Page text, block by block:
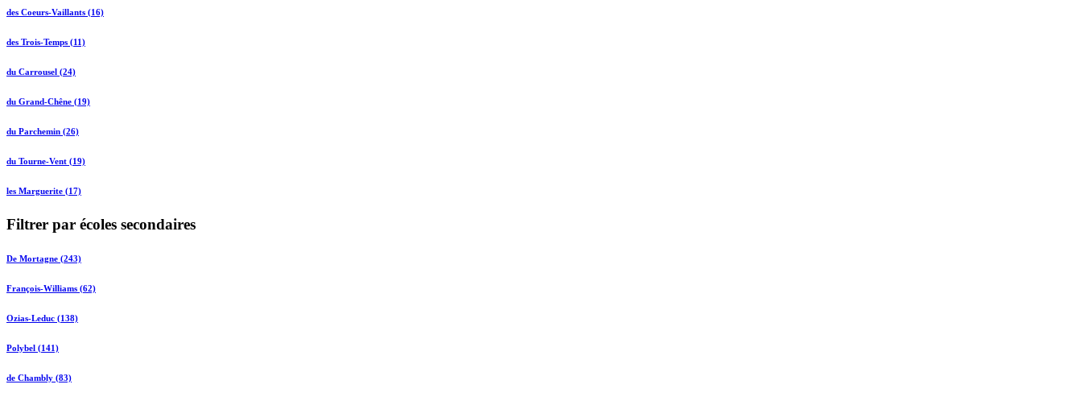
des Coeurs-Vaillants (16)
des Trois-Temps (11)
du Carrousel (24)
du Grand-Chêne (19)
du Parchemin (26)
du Tourne-Vent (19)
les Marguerite (17)
Filtrer par écoles secondaires
De Mortagne (243)
François-Williams (62)
Ozias-Leduc (138)
Polybel (141)
de Chambly (83)